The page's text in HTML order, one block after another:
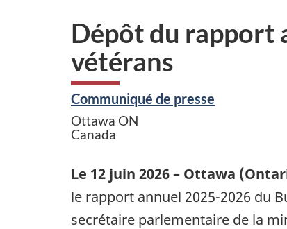
Dépôt du rapport
vétérans
Communiqué de presse
Ottawa ON
Canada
Le 12 juin 2026 – Ottawa
le rapport annuel 2025-2026 du
secrétaire parlementaire de la